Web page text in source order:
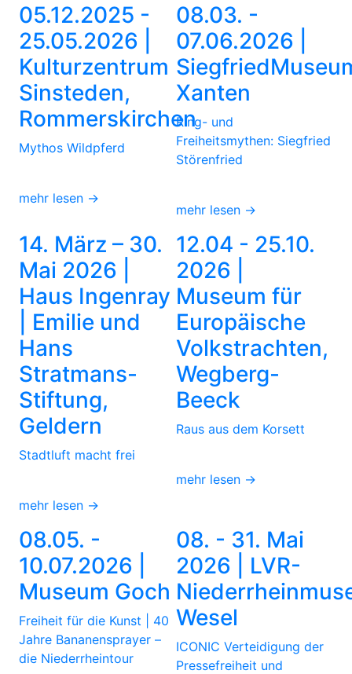
05.12.2025 -
25.05.2026 |
Kulturzentrum
Sinsteden,
Rommerskirchen
Mythos Wildpferd
mehr lesen →
08.03. -
07.06.2026 |
Xanten
Ring- und
Freiheitsmythen: Siegfried
Störenfried
mehr lesen →
14. März – 30.
Mai 2026 |
Haus Ingenray
| Emilie und
Hans
Stratmans-
Stiftung,
Geldern
Stadtluft macht frei
mehr lesen →
12.04 - 25.10.
2026 |
Museum für
Europäische
Volkstrachten,
Wegberg-
Beeck
Raus aus dem Korsett
mehr lesen →
08.05. -
10.07.2026 |
Museum Goch
Freiheit für die Kunst | 40
Jahre Bananensprayer –
die Niederrheintour
08. - 31. Mai
2026 | LVR-
Wesel
ICONIC Verteidigung der
Pressefreiheit und